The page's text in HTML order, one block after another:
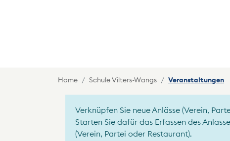
Home Schule Vilters-Wangs Veranstaltungen
Verknüpfen Sie neue Anlässe (Verein,
Starten Sie dafür das Erfassen des
(Verein, Partei oder Restaurant).